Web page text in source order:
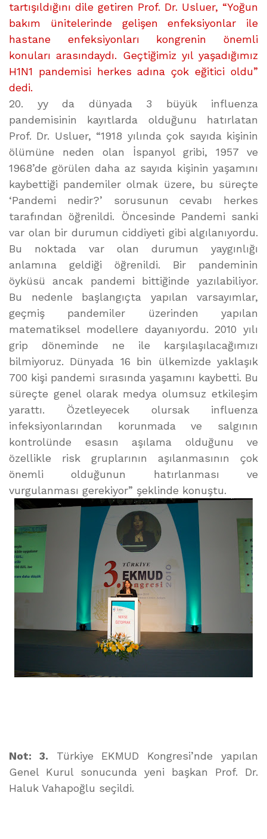
tartışıldığını dile getiren Prof. Dr. Usluer, “Yoğun
bakım ünitelerinde gelişen enfeksiyonlar ile
hastane enfeksiyonları kongrenin önemli
konuları arasındaydı. Geçtiğimiz yıl yaşadığımız
H1N1 pandemisi herkes adına çok eğitici oldu”
dedi.
20. yy da dünyada 3 büyük influenza
pandemisinin kayıtlarda olduğunu hatırlatan
Prof. Dr. Usluer, “1918 yılında çok sayıda kişinin
ölümüne neden olan İspanyol gribi, 1957 ve
1968’de görülen daha az sayıda kişinin yaşamını
kaybettiği pandemiler olmak üzere, bu süreçte
‘Pandemi nedir?’ sorusunun cevabı herkes
tarafından öğrenildi. Öncesinde Pandemi sanki
var olan bir durumun ciddiyeti gibi algılanıyordu.
Bu noktada var olan durumun yaygınlığı
anlamına geldiği öğrenildi. Bir pandeminin
öyküsü ancak pandemi bittiğinde yazılabiliyor.
Bu nedenle başlangıçta yapılan varsayımlar,
geçmiş pandemiler üzerinden yapılan
matematiksel modellere dayanıyordu. 2010 yılı
grip döneminde ne ile karşılaşılacağımızı
bilmiyoruz. Dünyada 16 bin ülkemizde yaklaşık
700 kişi pandemi sırasında yaşamını kaybetti. Bu
süreçte genel olarak medya olumsuz etkileşim
yarattı. Özetleyecek olursak influenza
infeksiyonlarından korunmada ve salgının
kontrolünde esasın aşılama olduğunu ve
özellikle risk gruplarının aşılanmasının çok
önemli olduğunun hatırlanması ve
vurgulanması gerekiyor” şeklinde konuştu.
Not: 3. Türkiye EKMUD Kongresi’nde yapılan
Genel Kurul sonucunda yeni başkan Prof. Dr.
Haluk Vahapoğlu seçildi.